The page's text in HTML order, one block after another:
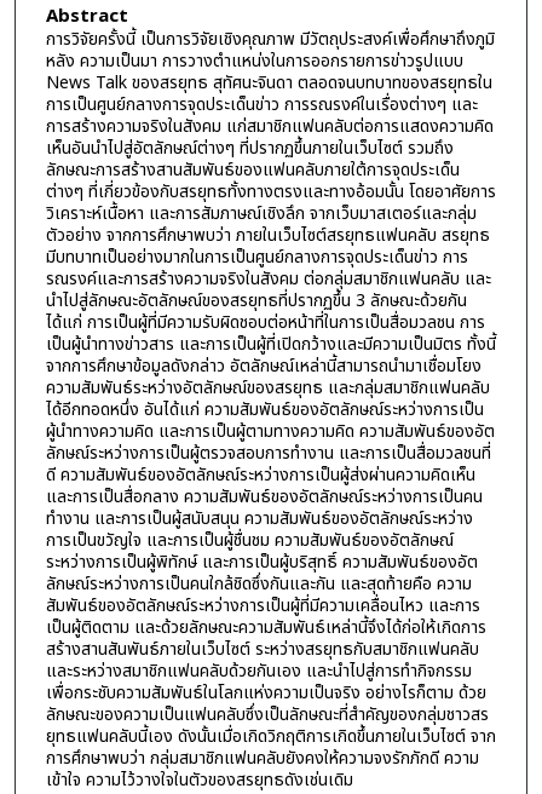
Abstract
การวิจัยครั้งนี้ เป็นการวิจัยเชิงคุณภาพ มีวัตถุประสงค์เพื่อศึกษาถึงภูมิ
หลัง ความเป็นมา การวางตำแหน่งในการออกรายการข่าวรูปแบบ
News Talk ของสรยุทธ สุทัศนะจินดา ตลอดจนบทบาทของสรยุทธใน
การเป็นศูนย์กลางการจุดประเด็นข่าว การรณรงค์ในเรื่องต่างๆ และ
การสร้างความจริงในสังคม แก่สมาชิกแฟนคลับต่อการแสดงความคิด
เห็นอันนำไปสู่อัตลักษณ์ต่างๆ ที่ปรากฏขึ้นภายในเว็บไซต์ รวมถึง
ลักษณะการสร้างสานสัมพันธ์ของแฟนคลับภายใต้การจุดประเด็น
ต่างๆ ที่เกี่ยวข้องกับสรยุทธทั้งทางตรงและทางอ้อมนั้น โดยอาศัยการ
วิเคราะห์เนื้อหา และการสัมภาษณ์เชิงลึก จากเว็บมาสเตอร์และกลุ่ม
ตัวอย่าง จากการศึกษาพบว่า ภายในเว็บไซต์สรยุทธแฟนคลับ สรยุทธ
มีบทบาทเป็นอย่างมากในการเป็นศูนย์กลางการจุดประเด็นข่าว การ
รณรงค์และการสร้างความจริงในสังคม ต่อกลุ่มสมาชิกแฟนคลับ และ
นำไปสู่ลักษณะอัตลักษณ์ของสรยุทธที่ปรากฏขึ้น 3 ลักษณะด้วยกัน
ได้แก่ การเป็นผู้ที่มีความรับผิดชอบต่อหน้าที่ในการเป็นสื่อมวลชน การ
เป็นผู้นำทางข่าวสาร และการเป็นผู้ที่เปิดกว้างและมีความเป็นมิตร ทั้งนี้
จากการศึกษาข้อมูลดังกล่าว อัตลักษณ์เหล่านี้สามารถนำมาเชื่อมโยง
ความสัมพันธ์ระหว่างอัตลักษณ์ของสรยุทธ และกลุ่มสมาชิกแฟนคลับ
ได้อีกทอดหนึ่ง อันได้แก่ ความสัมพันธ์ของอัตลักษณ์ระหว่างการเป็น
ผู้นำทางความคิด และการเป็นผู้ตามทางความคิด ความสัมพันธ์ของอัต
ลักษณ์ระหว่างการเป็นผู้ตรวจสอบการทำงาน และการเป็นสื่อมวลชนที่
ดี ความสัมพันธ์ของอัตลักษณ์ระหว่างการเป็นผู้ส่งผ่านความคิดเห็น
และการเป็นสื่อกลาง ความสัมพันธ์ของอัตลักษณ์ระหว่างการเป็นคน
ทำงาน และการเป็นผู้สนับสนุน ความสัมพันธ์ของอัตลักษณ์ระหว่าง
การเป็นขวัญใจ และการเป็นผู้ชื่นชม ความสัมพันธ์ของอัตลักษณ์
ระหว่างการเป็นผู้พิทักษ์ และการเป็นผู้บริสุทธิ์ ความสัมพันธ์ของอัต
ลักษณ์ระหว่างการเป็นคนใกล้ชิดซึ่งกันและกัน และสุดท้ายคือ ความ
สัมพันธ์ของอัตลักษณ์ระหว่างการเป็นผู้ที่มีความเคลื่อนไหว และการ
เป็นผู้ติดตาม และด้วยลักษณะความสัมพันธ์เหล่านี้จึงได้ก่อให้เกิดการ
สร้างสานสันพันธ์ภายในเว็บไซต์ ระหว่างสรยุทธกับสมาชิกแฟนคลับ
และระหว่างสมาชิกแฟนคลับด้วยกันเอง และนำไปสู่การทำกิจกรรม
เพื่อกระชับความสัมพันธ์ในโลกแห่งความเป็นจริง อย่างไรก็ตาม ด้วย
ลักษณะของความเป็นแฟนคลับซึ่งเป็นลักษณะที่สำคัญของกลุ่มชาวสร
ยุทธแฟนคลับนี้เอง ดังนั้นเมื่อเกิดวิกฤติการเกิดขึ้นภายในเว็บไซต์ จาก
การศึกษาพบว่า กลุ่มสมาชิกแฟนคลับยังคงให้ความจงรักภักดี ความ
เข้าใจ ความไว้วางใจในตัวของสรยุทธดังเช่นเดิม